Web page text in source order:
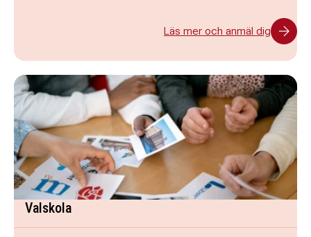
Läs mer och anmäl dig
Valskola